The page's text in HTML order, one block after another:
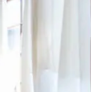
teclado ou